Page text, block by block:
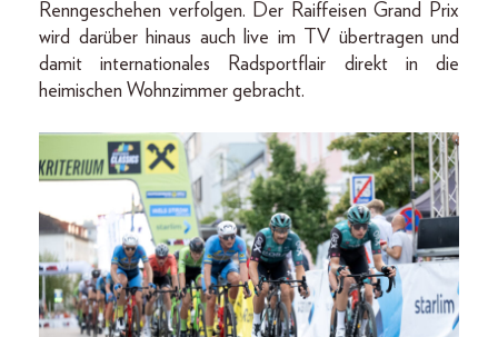
Renngeschehen verfolgen. Der Raiffeisen Grand Prix
wird darüber hinaus auch live im TV übertragen und
damit internationales Radsportflair direkt in die
heimischen Wohnzimmer gebracht.